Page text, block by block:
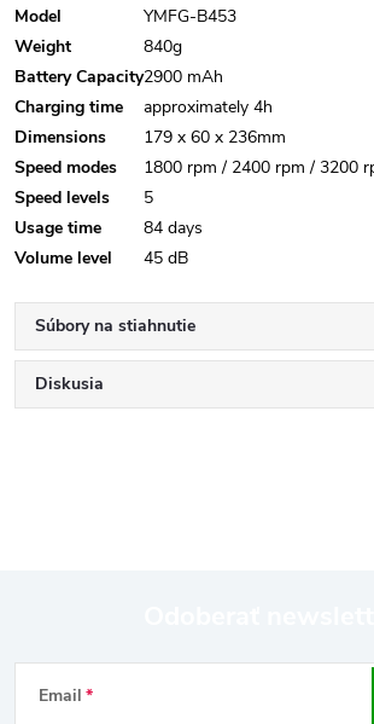
Model
YMFG-B453
Weight
840g
Battery Capacity2900 mAh
Charging time
approximately 4h
Dimensions
179 x 60 x 236mm
Speed modes
1800 rpm / 2400 rpm / 3200
Speed levels
5
Usage time
84 days
Volume level
45 dB
Súbory na stiahnutie
Diskusia
Z Email